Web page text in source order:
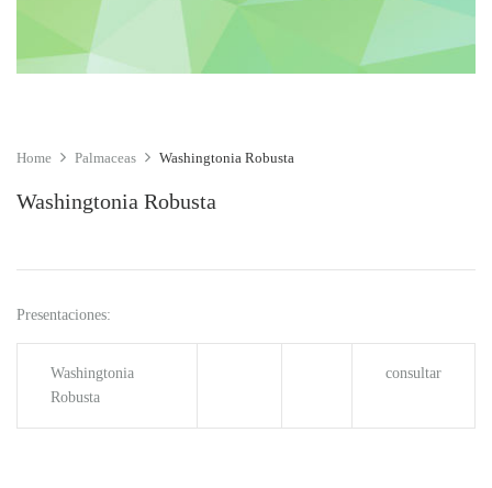
Home Palmaceas Washingtonia Robusta
Washingtonia Robusta
Presentaciones:
Washingtonia
Robusta
consultar